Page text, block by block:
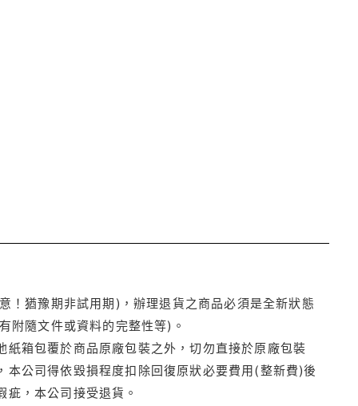
！猶豫期非試用期)，辦理退貨之商品必須是全新狀態
附隨文件或資料的完整性等)。
箱包覆於商品原廠包裝之外，切勿直接於原廠包裝
本公司得依毀損程度扣除回復原狀必要費用(整新費)後
，本公司接受退貨。